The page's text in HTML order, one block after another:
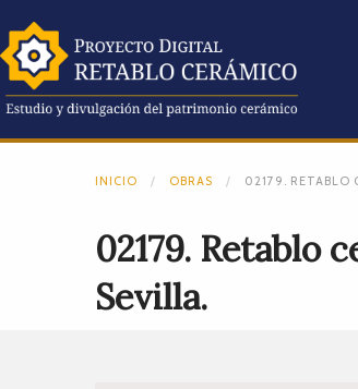
INICIO OBRAS 02179. RETABLO
02179. Retablo
Sevilla.